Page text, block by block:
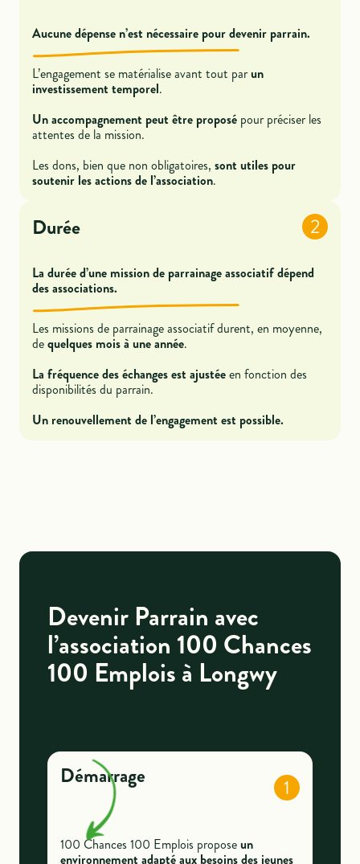
Aucune dépense n’est nécessaire pour devenir parrain.
L’engagement se matérialise avant tout parun
investissement temporel.
Un accompagnement peut être proposé pour préciser les
attentes de la mission.
Les dons, bien que non obligatoires,sont utiles pour
soutenir les actions de l’association.
Durée 2
La durée d’une mission de parrainage associatif dépend
des associations.
Les missions de parrainage associatif durent, en moyenne,
dequelques mois à une année.
La fréquence des échanges est ajustéeen fonction des
disponibilités du parrain.
Un renouvellement de l’engagement est possible.
Devenir Parrain avec
l’association 100 Chances
100 Emplois à Longwy
Démarrage 1
100 Chances 100 Emplois proposeun
environnement adapté aux besoins des jeunes